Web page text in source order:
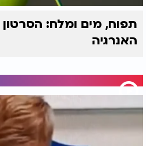
תפוח, מים ומלח:
האנרגיה